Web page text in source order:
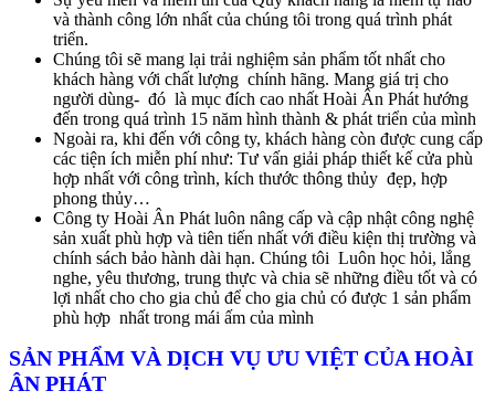
và thành công lớn nhất của chúng tôi trong quá trình phát
triển.
Chúng tôi sẽ mang lại trải nghiệm sản phẩm tốt nhất cho
khách hàng với chất lượng chính hãng. Mang giá trị cho
người dùng- đó là mục đích cao nhất Hoài Ân Phát hướng
đến trong quá trình 15 năm hình thành & phát triển của mình
Ngoài ra, khi đến với công ty, khách hàng còn được cung cấp
các tiện ích miễn phí như: Tư vấn giải pháp thiết kế cửa phù
hợp nhất với công trình, kích thước thông thủy đẹp, hợp
phong thủy…
Công ty Hoài Ân Phát luôn nâng cấp và cập nhật công nghệ
sản xuất phù hợp và tiên tiến nhất với điều kiện thị trường và
chính sách bảo hành dài hạn. Chúng tôi Luôn học hỏi, lắng
nghe, yêu thương, trung thực và chia sẽ những điều tốt và có
lợi nhất cho cho gia chủ để cho gia chủ có được 1 sản phẩm
phù hợp nhất trong mái ấm của mình
SẢN PHẨM VÀ DỊCH VỤ ƯU VIỆT CỦA HOÀI
ÂN PHÁT